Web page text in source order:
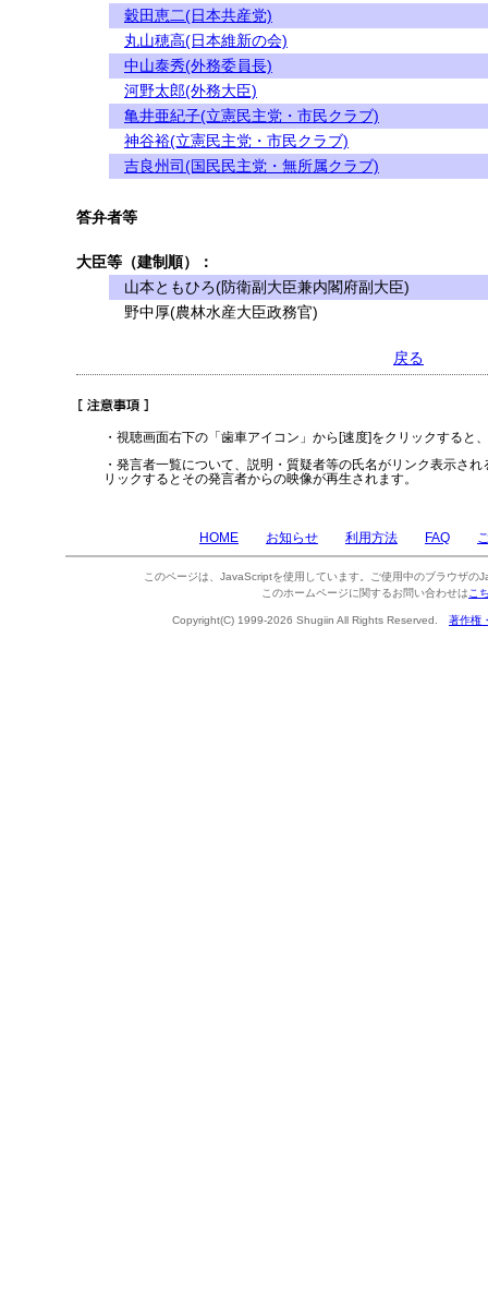
穀田恵二(日本共産党)
丸山穂高(日本維新の会)
中山泰秀(外務委員長)
河野太郎(外務大臣)
亀井亜紀子(立憲民主党・市民クラブ)
神谷裕(立憲民主党・市民クラブ)
吉良州司(国民民主党・無所属クラブ)
答弁者等
大臣等（建制順）：
山本ともひろ(防衛副大臣兼内閣府副大臣)
野中厚(農林水産大臣政務官)
戻る
・視聴画面右下の「歯車アイコン」から[速度]をクリックすると
・発言者一覧について、説明・質疑者等の氏名がリンク表示さ
リックするとその発言者からの映像が再生されます。
HOME お知らせ 利用方法 FAQ
このページは、JavaScriptを使用しています。ご使用中のブラウザの
このホームページに関するお問い合わせは こ
Copyright(C) 1999-2026 Shugiin All Rights Reserved. 著作権